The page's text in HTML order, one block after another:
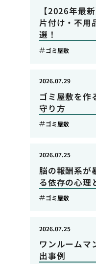
【2026年最
片付け・不用
選！
ゴミ屋敷
ゴミ屋敷を作
守り方
2026.07.29
ゴミ屋敷
脳の報酬系が
る依存の心理
2026.07.25
ゴミ屋敷
ワンルームマ
出事例
2026.07.25